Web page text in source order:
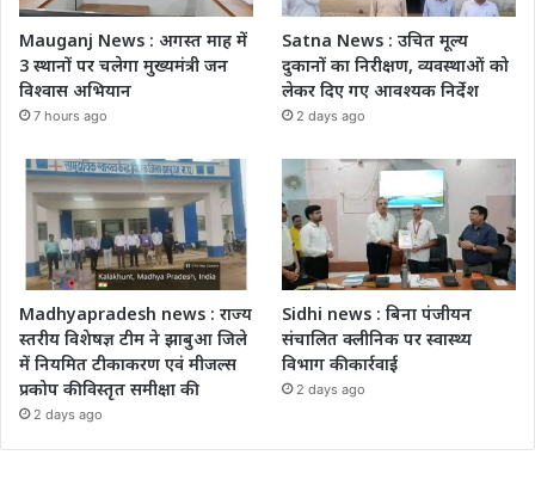
Mauganj News : अगस्त माह में
3 स्थानों पर चलेगा मुख्यमंत्री जन
विश्वास अभियान
7 hours ago
Satna News : उचित मूल्य
दुकानों का निरीक्षण, व्यवस्थाओं को
लेकर दिए गए आवश्यक निर्देश
2 days ago
Madhyapradesh news : राज्य
स्तरीय विशेषज्ञ टीम ने झाबुआ जिले
में नियमित टीकाकरण एवं मीजल्स
प्रकोप की विस्तृत समीक्षा की
2 days ago
Sidhi news : बिना पंजीयन
संचालित क्लीनिक पर स्वास्थ्य
विभाग की कार्रवाई
2 days ago